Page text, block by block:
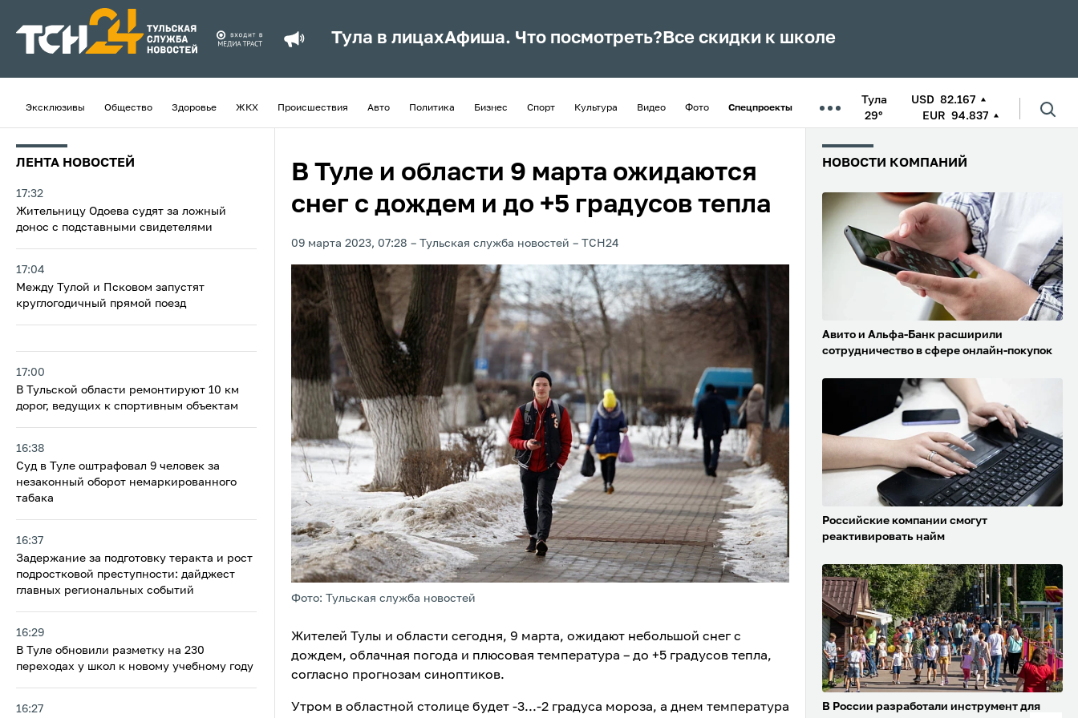
Тула в лицахАфиша. Что посмотреть? Все скидки к школе
Эксклюзивы Общество Здоровье ЖКХ Происшествия Авто Политика Бизнес Спорт Культура Видео Фото Спецпроекты
Тула
29°
USD 82.167
EUR 94.837
ЛЕНТА НОВОСТЕЙ
17:32
Жительницу Одоева судят за ложный
донос с подставными свидетелями
17:04
Между Тулой и Псковом запустят
круглогодичный прямой поезд
17:00
В Тульской области ремонтируют 10 км
дорог, ведущих к спортивным объектам
16:38
Суд в Туле оштрафовал 9 человек за
незаконный оборот немаркированного
табака
16:37
Задержание за подготовку теракта и рост
подростковой преступности: дайджест
главных региональных событий
16:29
В Туле обновили разметку на 230
переходах у школ к новому учебному году
16:27
В Туле и области 9 марта ожидаются
снег с дождем и до +5 градусов тепла
09 марта 2023, 07:28 Тульская служба новостей ТСН24
Фото: Тульская служба новостей
Жителей Тулы и области сегодня, 9 марта, ожидают небольшой снег с
дождем, облачная погода и плюсовая температура – до +5 градусов тепла,
согласно прогнозам синоптиков.
Утром в областной столице будет -3...-2 градуса мороза, а днем температура
НОВОСТИ КОМПАНИЙ
Авито и Альфа-Банк расширили
сотрудничество в сфере онлайн-покупок
Российские компании смогут
реактивировать найм
В России разработали инструмент для